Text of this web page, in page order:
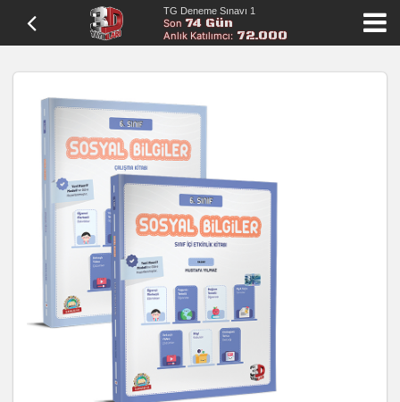
TG Deneme Sınavı 1
Son74 Gün
Anlık Katılımcı: 72.000